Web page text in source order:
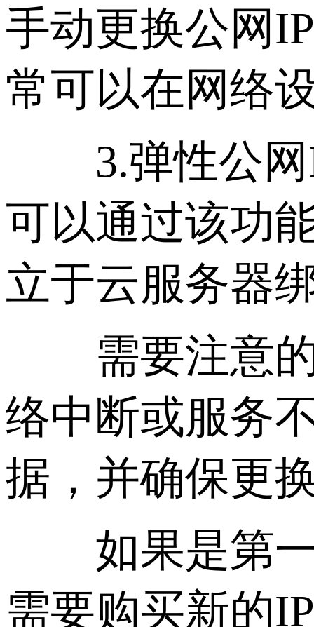
手动更换公网
常可以在网络
3.弹性公网
可以通过该功
立于云服务器
需要注意的
络中断或服务
据，并确保更
如果是第一
需要购买新的